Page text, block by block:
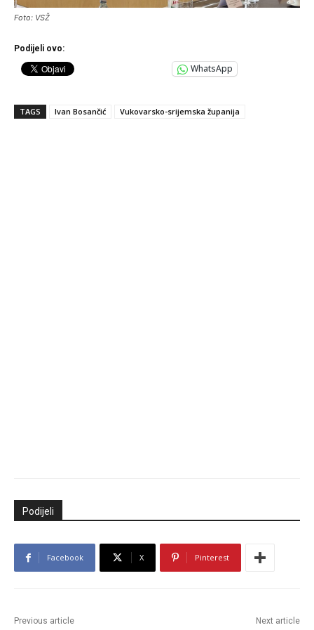
Foto: VSŽ
Podijeli ovo:
WhatsApp
TAGS Ivan Bosančić Vukovarsko-srijemska županija
Podijeli
Facebook X Pinterest
Previous article Next article